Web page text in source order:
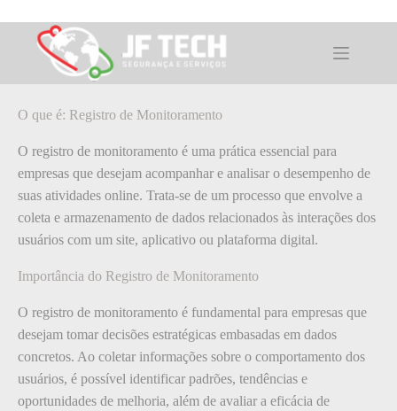
para
conteúdoO que é: Registro de Monitoramento
O que é: Registro de Monitoramento
O registro de monitoramento é uma prática essencial para
empresas que desejam acompanhar e analisar o desempenho de
suas atividades online. Trata-se de um processo que envolve a
coleta e armazenamento de dados relacionados às interações dos
usuários com um site, aplicativo ou plataforma digital.
Importância do Registro de Monitoramento
O registro de monitoramento é fundamental para empresas que
desejam tomar decisões estratégicas embasadas em dados
concretos. Ao coletar informações sobre o comportamento dos
usuários, é possível identificar padrões, tendências e
oportunidades de melhoria, além de avaliar a eficácia de